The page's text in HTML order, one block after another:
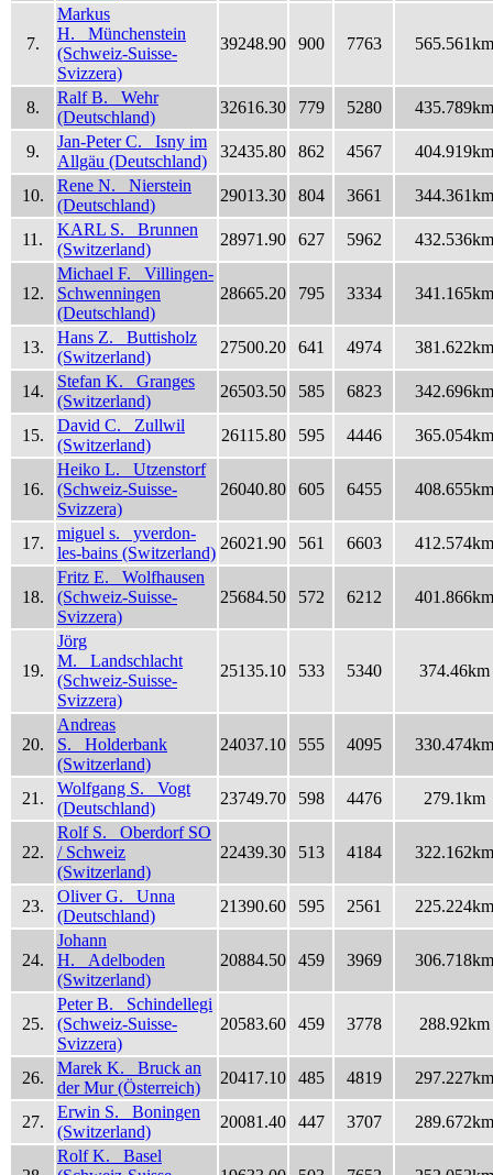
7.
Markus
H. Münchenstein
(Schweiz-Suisse-
Svizzera)
39248.90 900 7763 565.561km
8.
Ralf B. Wehr
(Deutschland)
32616.30 779 5280 435.789km
9.
Jan-Peter C. Isny im
Allgäu (Deutschland)
32435.80 862 4567 404.919km
10.
Rene N. Nierstein
(Deutschland)
29013.30 804 3661 344.361km
11.
KARL S. Brunnen
(Switzerland)
28971.90 627 5962 432.536km
12.
Michael F. Villingen-
Schwenningen
(Deutschland)
28665.20 795 3334 341.165km
13.
Hans Z. Buttisholz
(Switzerland)
27500.20 641 4974 381.622km
14.
Stefan K. Granges
(Switzerland)
26503.50 585 6823 342.696km
15.
David C. Zullwil
(Switzerland)
26115.80 595 4446 365.054km
16.
Heiko L. Utzenstorf
(Schweiz-Suisse-
Svizzera)
26040.80 605 6455 408.655km
17.
miguel s. yverdon-
les-bains (Switzerland)
26021.90 561 6603 412.574km
18.
Fritz E. Wolfhausen
(Schweiz-Suisse-
Svizzera)
25684.50 572 6212 401.866km
19.
Jörg
M. Landschlacht
(Schweiz-Suisse-
Svizzera)
25135.10 533 5340 374.46km
20.
Andreas
S. Holderbank
(Switzerland)
24037.10 555 4095 330.474km
21.
Wolfgang S. Vogt
(Deutschland)
23749.70 598 4476 279.1km
22.
Rolf S. Oberdorf SO
/ Schweiz
(Switzerland)
22439.30 513 4184 322.162km
23.
Oliver G. Unna
(Deutschland)
21390.60 595 2561 225.224km
24.
Johann
H. Adelboden
(Switzerland)
20884.50 459 3969 306.718km
25.
Peter B. Schindellegi
(Schweiz-Suisse-
Svizzera)
20583.60 459 3778 288.92km
26.
Marek K. Bruck an
der Mur (Österreich)
20417.10 485 4819 297.227km
27.
Erwin S. Boningen
(Switzerland)
20081.40 447 3707 289.672km
Rolf K. Basel